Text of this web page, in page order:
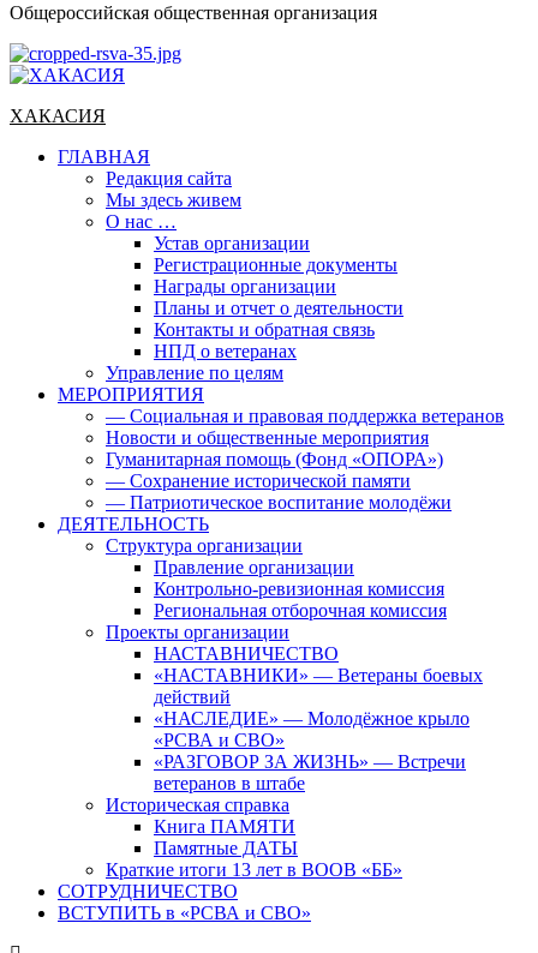
Общероссийская общественная организация
Основное
ХАКАСИЯ
ГЛАВНАЯ
Редакция сайта
Мы здесь живем
О нас …
Устав организации
Регистрационные документы
Награды организации
Планы и отчет о деятельности
Контакты и обратная связь
НПД о ветеранах
Управление по целям
МЕРОПРИЯТИЯ
— Социальная и правовая поддержка ветеранов
Новости и общественные мероприятия
Гуманитарная помощь (Фонд «ОПОРА»)
— Сохранение исторической памяти
— Патриотическое воспитание молодёжи
ДЕЯТЕЛЬНОСТЬ
Структура организации
Правление организации
Контрольно-ревизионная комиссия
Региональная отборочная комиссия
Проекты организации
НАСТАВНИЧЕСТВО
«НАСТАВНИКИ» — Ветераны боевых
действий
«НАСЛЕДИЕ» — Молодёжное крыло
«РСВА и СВО»
«РАЗГОВОР ЗА ЖИЗНЬ» — Встречи
ветеранов в штабе
Историческая справка
Книга ПАМЯТИ
Памятные ДАТЫ
Краткие итоги 13 лет в ВООВ «ББ»
СОТРУДНИЧЕСТВО
ВСТУПИТЬ в «РСВА и СВО»